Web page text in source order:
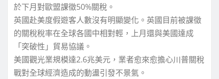
於下月對歐盟課徵50%關稅。
英國赴美度假遊客人數沒有明顯變化。英國目前被課徵
的關稅稅率在全球各國中相對輕，上月還與美國達成
「突破性」貿易協議。
美國觀光業規模達2.6兆美元，業者愈來愈擔心川普關稅
戰對全球經濟造成的動盪引發不景氣。